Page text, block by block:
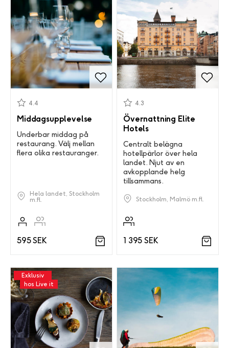
Middagsupplevelse
4.4
Underbar middag på
restaurang. Välj mellan
flera olika restauranger.
Hela landet, Stockholm
m.fl.
595 SEK
Övernattning Elite
Hotels
4.3
Centralt belägna
hotellpärlor över hela
landet. Njut av en
avkopplande helg
tillsammans.
Stockholm, Malmö m.fl.
1 395 SEK
Exklusiv
hos Live it